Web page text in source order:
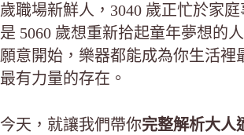
歲職場新鮮人，3040 歲正忙於家
是 5060 歲想重新拾起童年夢想的
願意開始，樂器都能成為你生活裡
最有力量的存在。
今天，就讓我們帶你完整解析大人